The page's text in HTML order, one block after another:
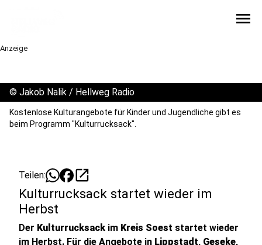
menu
Anzeige
© Jakob Nalik / Hellweg Radio
Kostenlose Kulturangebote für Kinder und Jugendliche gibt es
beim Programm "Kulturrucksack".
Teilen: open_in_new
Kulturrucksack startet wieder im
Herbst
Der Kulturrucksack im Kreis Soest startet wieder
im Herbst. Für die Angebote in Lippstadt, Geseke,